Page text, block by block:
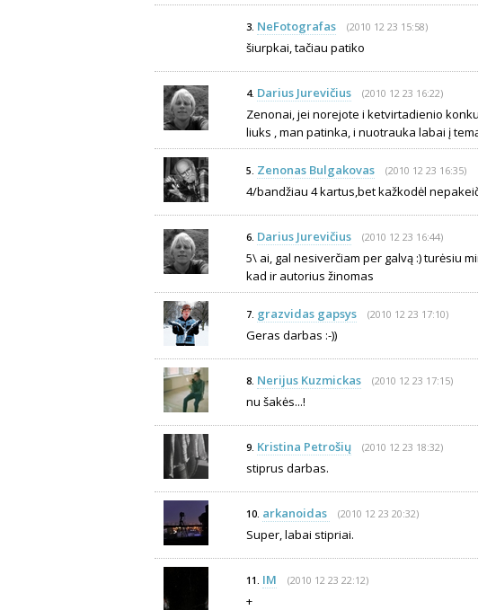
3. NeFotografas (2010 12 23 15:58)
šiurpkai, tačiau patiko
4. Darius Jurevičius (2010 12 23 16:22)
Zenonai, jei norejote i ketvirtadienio
liuks , man patinka, i nuotrauka labai į
5. Zenonas Bulgakovas (2010 12 23 16:35)
4/bandžiau 4 kartus,bet kažkodėl
6. Darius Jurevičius (2010 12 23 16:44)
5\ ai, gal nesiverčiam per galvą :) turėsiu
kad ir autorius žinomas
7. grazvidas gapsys (2010 12 23 17:10)
Geras darbas :-))
8. Nerijus Kuzmickas (2010 12 23 17:15)
nu šakės...!
9. Kristina Petrošių (2010 12 23 18:32)
stiprus darbas.
10. arkanoidas (2010 12 23 20:32)
Super, labai stipriai.
11. IM (2010 12 23 22:12)
+